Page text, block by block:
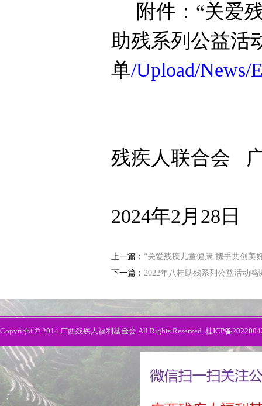
附件 ： “关爱
助残系列公益活
单/Upload/News/
残疾人联合会
2024年2月 28 日
上一篇： “关爱残疾儿童健康 携手共创
下一篇： 2022年八桂助残系列公益活动鸣
Copyright © 2014 广西残疾人福利基金会 All Rights Reserved. 桂ICP备